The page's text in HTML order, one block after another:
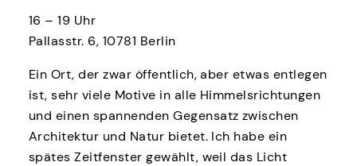
16 – 19 Uhr
Pallasstr. 6, 10781 Berlin
Ein Ort, der zwar öffentlich, aber etwas entlegen
ist, sehr viele Motive in alle Himmelsrichtungen
und einen spannenden Gegensatz zwischen
Architektur und Natur bietet. Ich habe ein
spätes Zeitfenster gewählt, weil das Licht